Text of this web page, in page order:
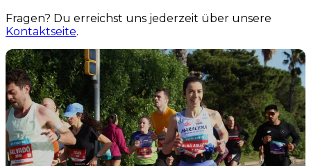
Fragen? Du erreichst uns jederzeit über unsere
Kontaktseite.